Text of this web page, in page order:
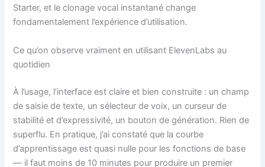
Starter, et le clonage vocal instantané change
fondamentalement l’expérience d’utilisation.
Ce qu’on observe vraiment en utilisant ElevenLabs au
quotidien
À l’usage, l’interface est claire et bien construite : un champ
de saisie de texte, un sélecteur de voix, un curseur de
stabilité et d’expressivité, un bouton de génération. Rien de
superflu. En pratique, j’ai constaté que la courbe
d’apprentissage est quasi nulle pour les fonctions de base
— il faut moins de 10 minutes pour produire un premier